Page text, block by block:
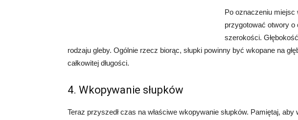
Po oznaczeniu miejsc
przygotować otwory o
szerokości.
rodzaju gleby. Ogólnie rzecz biorąc, słupki powinny być wkopane na
całkowitej długości.
4. Wkopywanie słupków
Teraz przyszedł czas na właściwe wkopywanie słupków. Pamiętaj,